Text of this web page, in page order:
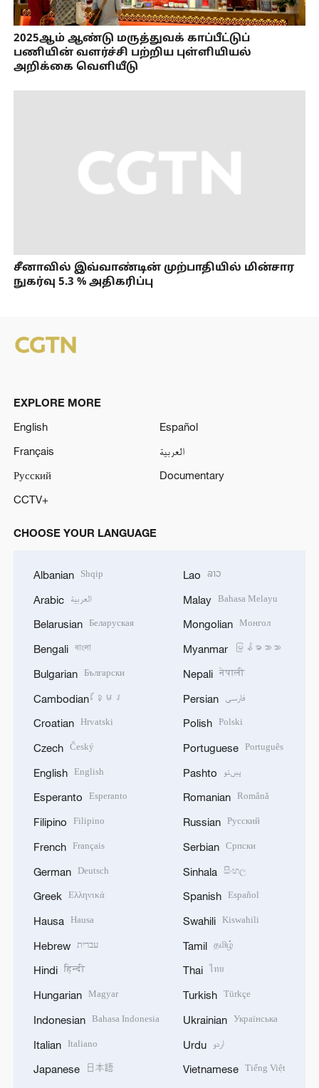
2025ஆம் ஆண்டு மருத்துவக் காப்பீட்டுப்
பணியின் வளர்ச்சி பற்றிய புள்ளியியல்
அறிக்கை வெளியீடு
சீனாவில் இவ்வாண்டின் முற்பாதியில் மின்சார
நுகர்வு 5.3 % அதிகரிப்பு
EXPLORE MORE
English
Español
Français
العربية
Русский
Documentary
CCTV+
CHOOSE YOUR LANGUAGE
Albanian Shqip
Arabic العربية
Belarusian Беларуская
Bengali বাংলা
Bulgarian Български
Cambodian ខ្មែរ
Croatian Hrvatski
Czech Český
English English
Esperanto Esperanto
Filipino Filipino
French Français
German Deutsch
Greek Ελληνικά
Hausa Hausa
Hebrew עברית
Hindi हिन्दी
Hungarian Magyar
Indonesian Bahasa Indonesia
Italian Italiano
Japanese 日本語
Lao ລາວ
Malay Bahasa Melayu
Mongolian Монгол
Myanmar မြန်မာဘာသာ
Nepali नेपाली
Persian فارسی
Polish Polski
Portuguese Português
Pashto پښتو
Romanian Română
Russian Русский
Serbian Српски
Sinhala සිංහල
Spanish Español
Swahili Kiswahili
Tamil தமிழ்
Thai ไทย
Turkish Türkçe
Ukrainian Українська
Urdu اردو
Vietnamese Tiếng Việt